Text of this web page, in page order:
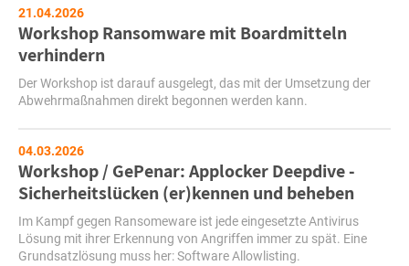
21.04.2026
Workshop Ransomware mit Boardmitteln
verhindern
Der Workshop ist darauf ausgelegt, das mit der Umsetzung der
Abwehrmaßnahmen direkt begonnen werden kann.
04.03.2026
Workshop / GePenar: Applocker Deepdive -
Sicherheitslücken (er)kennen und beheben
Im Kampf gegen Ransomeware ist jede eingesetzte Antivirus
Lösung mit ihrer Erkennung von Angriffen immer zu spät. Eine
Grundsatzlösung muss her: Software Allowlisting.